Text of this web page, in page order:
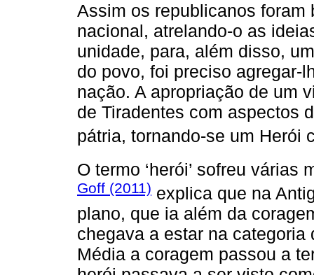
Assim os republicanos foram
nacional, atrelando-o as
unidade, para, além disso,
do povo, foi preciso agregar-
nação. A apropriação de um
de Tiradentes com aspectos
pátria, tornando-se um Herói
O termo ‘herói’ sofreu
Goff (2011) explica que na
plano, que ia além da
chegava a estar na
Média a coragem passou a